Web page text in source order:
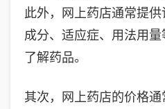
此外，网上药店通常提
成分、适应症、用法用
了解药品。
其次，网上药店的价格